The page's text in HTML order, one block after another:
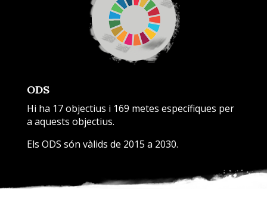
ODS
Hi ha 17 objectius i 169 metes específiques per
a aquests objectius.
Els ODS són vàlids de 2015 a 2030.